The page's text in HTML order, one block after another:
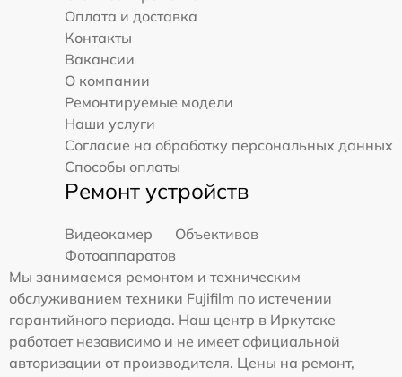
Оплата и доставка
Контакты
Вакансии
О компании
Ремонтируемые модели
Наши услуги
Согласие на обработку персональных данных
Способы оплаты
Ремонт устройств
Видеокамер
Объективов
Фотоаппаратов
Мы занимаемся ремонтом и техническим
обслуживанием техники Fujifilm по истечении
гарантийного периода. Наш центр в Иркутске
работает независимо и не имеет официальной
авторизации от производителя. Цены на ремонт,